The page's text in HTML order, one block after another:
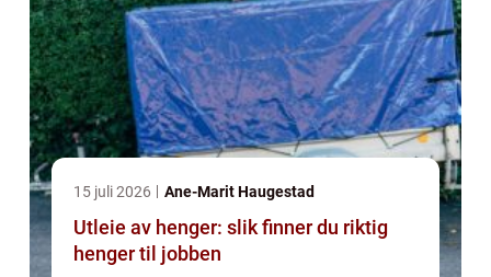
15 juli 2026 Ane-Marit Haugestad
Utleie av henger: slik finner du riktig
henger til jobben